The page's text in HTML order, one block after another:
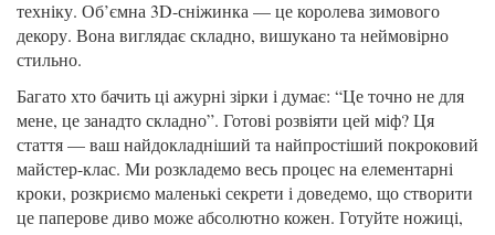
техніку. Об’ємна 3D-сніжинка — це королева зимового
декору. Вона виглядає складно, вишукано та неймовірно
стильно.
Багато хто бачить ці ажурні зірки і думає: “Це точно не для
мене, це занадто складно”. Готові розвіяти цей міф? Ця
стаття — ваш найдокладніший та найпростіший покроковий
майстер-клас. Ми розкладемо весь процес на елементарні
кроки, розкриємо маленькі секрети і доведемо, що створити
це паперове диво може абсолютно кожен. Готуйте ножиці,